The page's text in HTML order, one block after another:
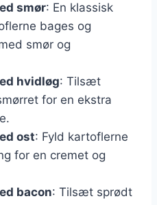
smør: En klassisk
bages og
smør og
hvidløg: Tilsæt
for en ekstra
ost: Fyld kartoflerne
for en cremet og
bacon: Tilsæt sprødt